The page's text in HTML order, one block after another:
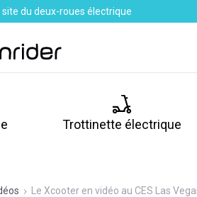
site du deux-roues électrique
Trottinette électrique
Le Xcooter en vidéo au CES Las